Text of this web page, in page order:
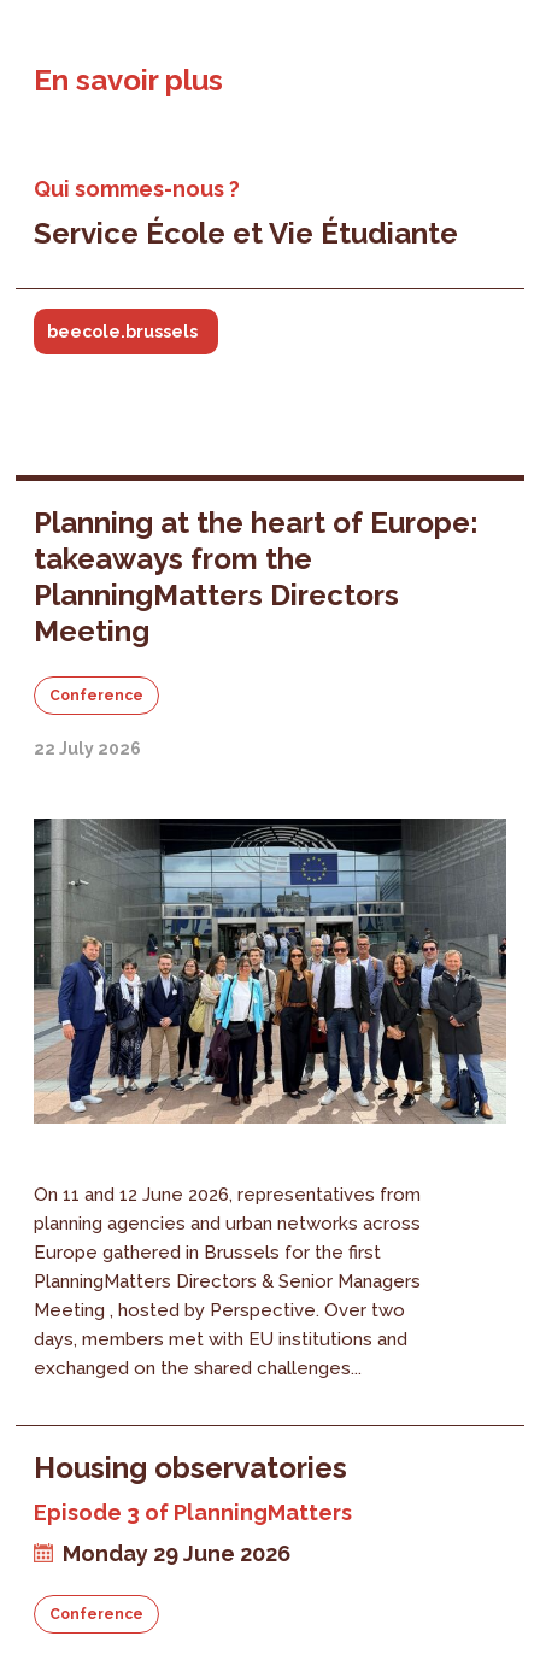
En savoir plus
Qui sommes-nous ?
Service École et Vie Étudiante
beecole.brussels
Planning at the heart of Europe:
takeaways from the
PlanningMatters Directors
Meeting
Conference
22 July 2026
On 11 and 12 June 2026, representatives from
planning agencies and urban networks across
Europe gathered in Brussels for the first
PlanningMatters Directors & Senior Managers
Meeting , hosted by Perspective. Over two
days, members met with EU institutions and
exchanged on the shared challenges...
Housing observatories
Episode 3 of PlanningMatters
Monday 29 June 2026
Conference